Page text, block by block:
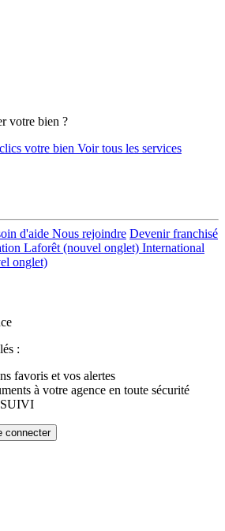
votre bien ?
votre bien Voir tous les services
d'aide Nous rejoindre Devenir franchisé
Laforêt (nouvel onglet) International
onglet)
:
favoris et vos alertes
à votre agence en toute sécurité
SUIVI
connecter